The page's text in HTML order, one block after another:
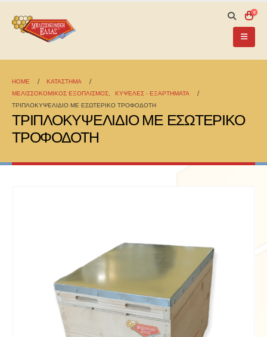
0
HOME
ΚΑΤΆΣΤΗΜΑ
ΜΕΛΙΣΣΟΚΟΜΙΚΟΣ ΕΞΟΠΛΙΣΜΟΣ
ΚΥΨΕΛΕΣ - ΕΞΑΡΤΗΜΑΤΑ
ΤΡΙΠΛΟΚΥΨΕΛΙΔΙΟ ΜΕ ΕΣΩΤΕΡΙΚΟ ΤΡΟΦΟΔΟΤΗ
ΤΡΙΠΛΟΚΥΨΕΛΙΔΙΟ ΜΕ ΕΣΩΤΕΡΙΚΟ
ΤΡΟΦΟΔΟΤΗ